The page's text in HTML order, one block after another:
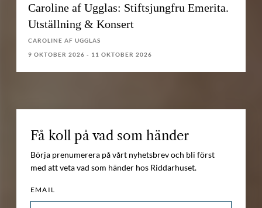
Caroline af Ugglas: Stiftsjungfru Emerita.
Utställning & Konsert
CAROLINE AF UGGLAS
9 OKTOBER 2026 - 11 OKTOBER 2026
Få koll på vad som händer
Börja prenumerera på vårt nyhetsbrev och bli först
med att veta vad som händer hos Riddarhuset.
EMAIL